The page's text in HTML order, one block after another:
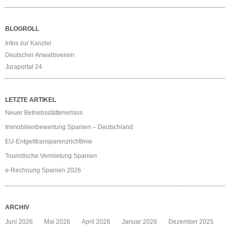
BLOGROLL
Infos zur Kanzlei
Deutscher Anwaltsverein
Juraportal 24
LETZTE ARTIKEL
Neuer Betriebsstättenerlass
Immobilienbewertung Spanien – Deutschland
EU-Entgelttransparenzrichtlinie
Touristische Vermietung Spanien
e-Rechnung Spanien 2026
ARCHIV
Juni 2026
Mai 2026 April 2026 Januar 2026
Dezember 2025